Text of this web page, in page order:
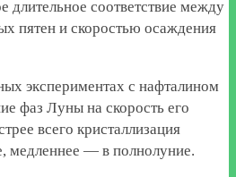
длительное соответствие между
пятен и скоростью осаждения
экспериментах с нафталином
фаз Луны на скорость его
всего кристаллизация
медленнее — в полнолуние.